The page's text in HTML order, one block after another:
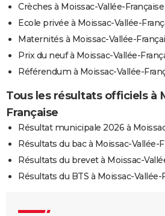
Crèches à Moissac-Vallée-Française
Ecole privée à Moissac-Vallée-
Maternités à Moissac-Vallée-
Prix du neuf à Moissac-Vallée-
Référendum à Moissac-Vallée-
Tous les résultats officiels à
Française
Résultat municipale 2026 à
Résultats du bac à Moissac-Vallée-
Résultats du brevet à Moissac-
Résultats du BTS à Moissac-Vallée-